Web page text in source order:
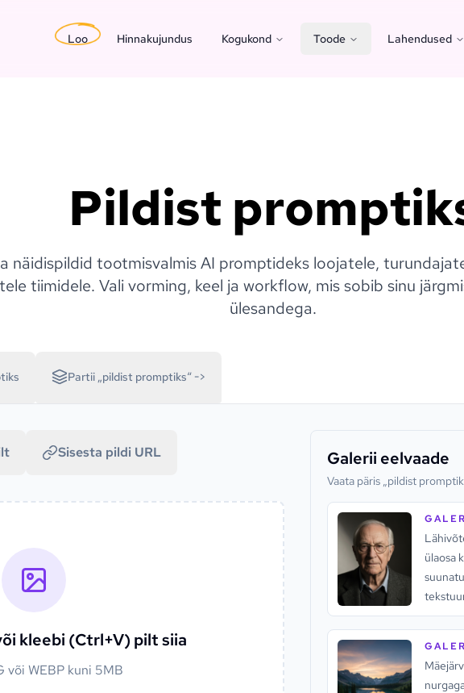
Loo Hinnakujundus Kogukond Toode Lahendused
Pildist
näidispildid tootmisvalmis AI promptideks loojatele,
tiimidele. Vali vorming, keel ja workflow, mis sobib sinu
ülesandega.
Partii „pildist promptiks“ ->
Sisesta pildi URL
kleebi (Ctrl+V) pilt siia
või WEBP kuni 5MB
Galerii eelvaade
Vaata päris „pildist
ülaosa